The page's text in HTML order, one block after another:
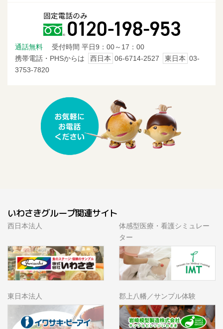
通話無料
受付時間 平日9：00～17：00
携帯電話・PHSからは
西日本 06-6714-2527 東日本 03-
3753-7820
いわさきグループ関連サイト
西日本法人
体感型医療・看護シミュレー
ター
東日本法人 郡上八幡／サンプル体験